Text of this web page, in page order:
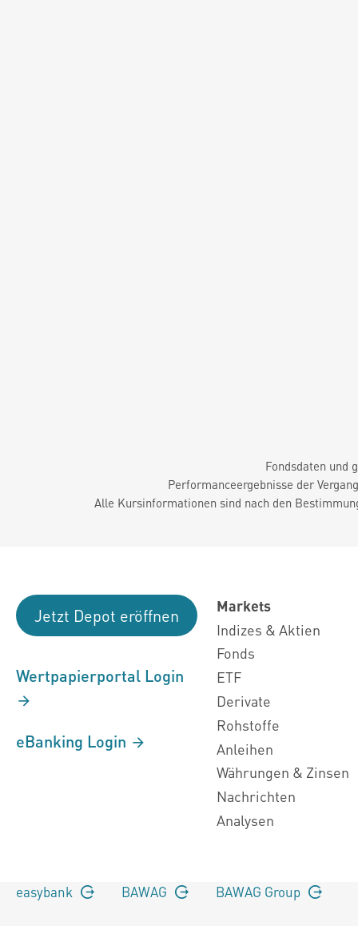
Fondsdaten und
Performanceergebnisse der
Alle Kursinformationen sind nach den
Jetzt Depot eröffnen
Wertpapierportal Login
eBanking Login
Markets
Indizes & Aktien
Fonds
ETF
Derivate
Rohstoffe
Anleihen
Währungen & Zinsen
Nachrichten
Analysen
easybank BAWAG BAWAG Group